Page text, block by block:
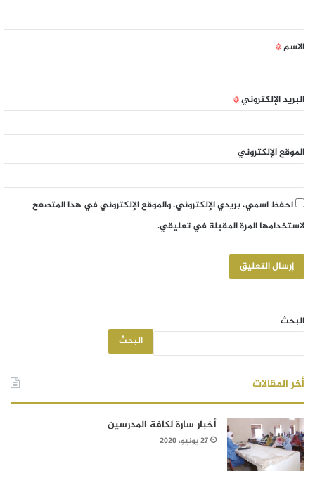
الاسم*
البريد الإلكتروني*
الموقع الإلكتروني
احفظ اسمي، بريدي الإلكتروني، والموقع الإلكتروني في هذا المتصفح
لاستخدامها المرة المقبلة في تعليقي.
البحث
البحث
أخر المقالات
أخبار سارة لكافة المدرسين
27 يونيو، 2020